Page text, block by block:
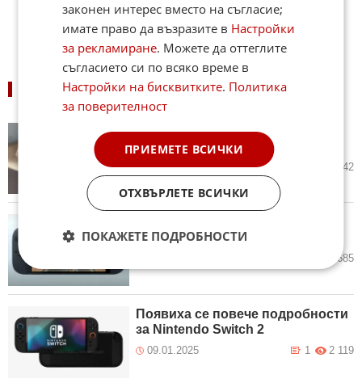
ПОДОБНИ НОВИНИ
Nintendo отчете рекордни
продажби за новата си конзола
11.06.2025 1 742
поколение Switch 2
2 685
Появиха се повече подробности
за Nintendo Switch 2
09.01.2025 2 119
1
законен интерес вместо на съгласие;
имате право да възразите в Настройки
за рекламиране. Можете да оттеглите
съгласието си по всяко време в
Настройки на бисквитките. Политика
за поверителност
ПРИЕМЕТЕ ВСИЧКИ
ОТХВЪРЛЕТЕ ВСИЧКИ
ПОКАЖЕТЕ ПОДРОБНОСТИ